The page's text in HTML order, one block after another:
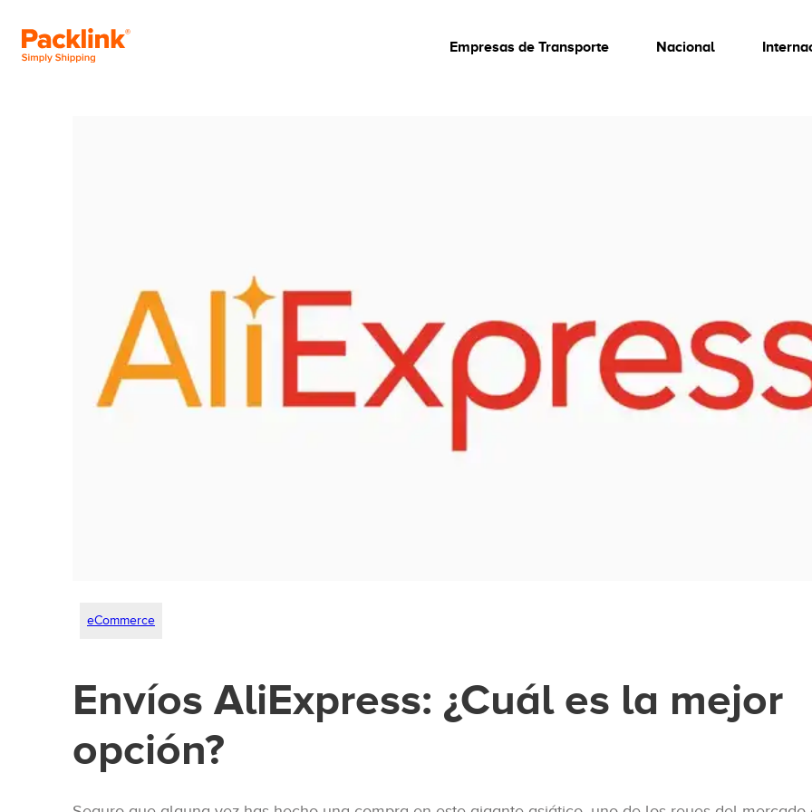
Empresas de Transporte Nacional
eCommerce
Envíos AliExpress: ¿Cuál es la mejor
opción?